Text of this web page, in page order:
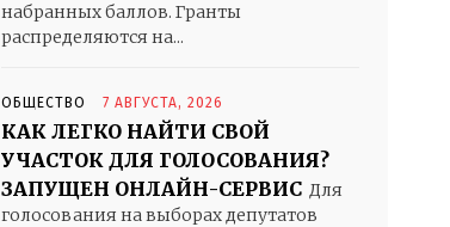
набранных баллов. Гранты
распределяются на...
ОБЩЕСТВО 7 АВГУСТА, 2026
КАК ЛЕГКО НАЙТИ СВОЙ
УЧАСТОК ДЛЯ ГОЛОСОВАНИЯ?
ЗАПУЩЕН ОНЛАЙН-СЕРВИС Для
голосования на выборах депутатов